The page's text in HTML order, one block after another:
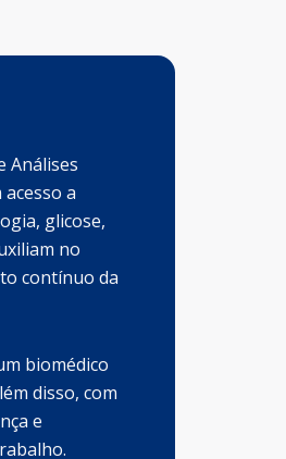
Análises
a
glicose,
no
contínuo da
biomédico
disso, com
e